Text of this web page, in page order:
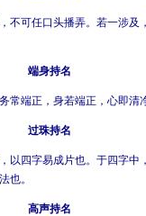
不可任口头播弄。若一涉及
端身持名
常端正，身若端正，心即清
过珠持名
以四字易成片也。于四字中
也。
高声持名